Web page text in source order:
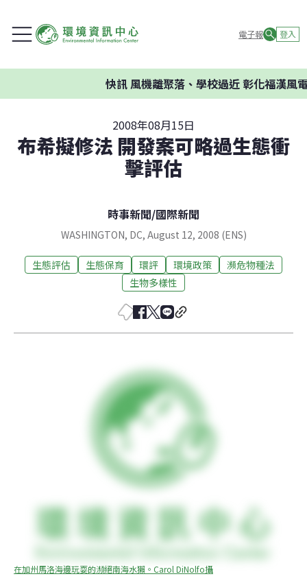
電子報 登入
快訊風機離聚落、學校過近 彰化福漢風電
2008年08月15日
布希擬修法 開發案可略過生態衝
擊評估
時事新聞/國際新聞
WASHINGTON, DC, August 12, 2008 (ENS)
生態評估 生態保育 環評 環境政策
瀕危物種法
生物多樣性
在加州馬洛海邊玩耍的瀕絕南海水獺。Carol DiNolfo攝